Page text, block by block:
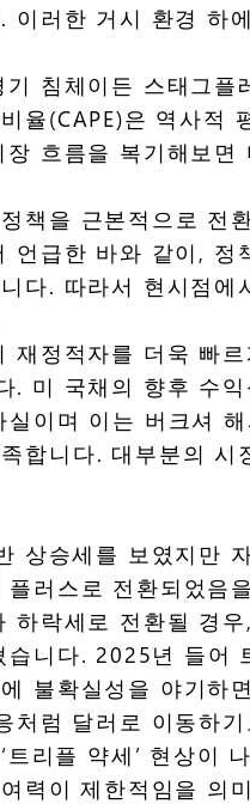
러한 거시 환경 하
침체이든 스태그
율(CAPE)은 역사
흐름을 복기해보
책을 근본적으로
언급한 바와 같이,
다. 따라서 현시점
재정적자를 더욱 빠
. 미 국채의 향후 수
이며 이는 버크셔
합니다. 대부분의
상승세를 보였지만
러스로 전환되었
락세로 전환될 경
니다. 2025년 들어
불확실성을 야기하
처럼 달러로 이동하
리플 약세’ 현상이
력이 제한적임을 의